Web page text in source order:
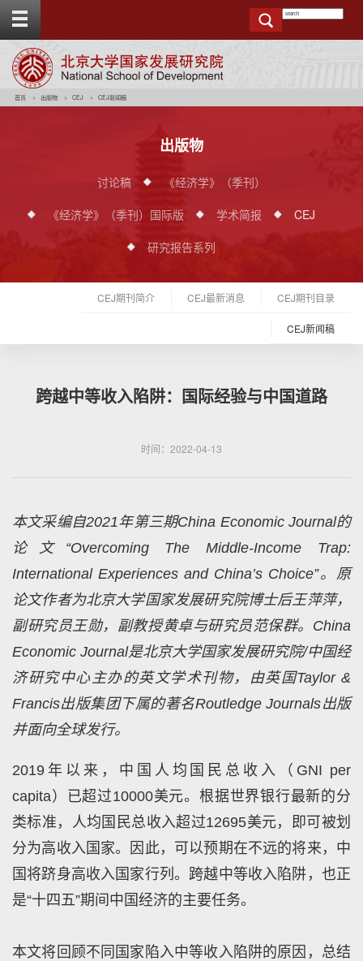
t
首页 出版物 CEJ CEJ新闻稿
出版物
讨论稿
《经济学》（季刊）
《经济学》（季刊）国际版
学术简报
CEJ
研究报告系列
CEJ期刊简介 CEJ最新消息 CEJ期刊目录
CEJ新闻稿
跨越中等收入陷阱：国际经验与中国道路
时间：2022-04-13
本文采编自2021年第三期China Economic Journal的
论文“Overcoming The Middle-Income Trap:
International Experiences and China’s Choice”。原
论文作者为北京大学国家发展研究院博士后王萍萍，
副研究员王勋，副教授黄卓与研究员范保群。China
Economic Journal是北京大学国家发展研究院/中国经
济研究中心主办的英文学术刊物，由英国Taylor &
Francis出版集团下属的著名Routledge Journals出版
并面向全球发行。
2019年以来，中国人均国民总收入（GNI per
capita）已超过10000美元。根据世界银行最新的分
类标准，人均国民总收入超过12695美元，即可被划
分为高收入国家。因此，可以预期在不远的将来，中
国将跻身高收入国家行列。跨越中等收入陷阱，也正
是“十四五”期间中国经济的主要任务。
本文将回顾不同国家陷入中等收入陷阱的原因，总结